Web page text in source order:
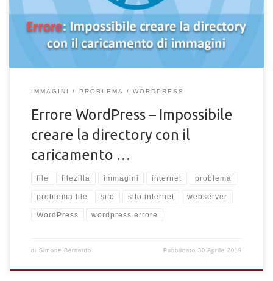
adeguatamente. Leggi anche: I primi passi con WordPress>>
L’errore […]
IMMAGINI PROBLEMA WORDPRESS
Errore WordPress – Impossibile
creare la directory con il
caricamento …
file filezilla immagini internet problema
problema file sito sito internet webserver
WordPress wordpress errore
di Simone Bernardo Pubblicato30 Aprile 2019